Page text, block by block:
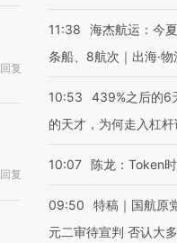
回复
回复
11:38
海杰航运：今
条船、8航次｜出海·物
10:53
439%之后的6
的天才，为何走入杠
10:07 陈龙：Token
09:50
特稿｜国航原
元二审待宣判 否认大